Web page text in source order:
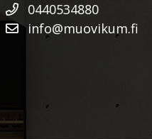
0440534880
info@muovikum.fi